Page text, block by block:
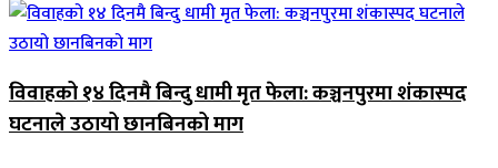
विवाहको १४ दिनमै बिन्दु धामी मृत फेला: कञ्चनपुरमा शंकास्पद
घटनाले उठायो छानबिनको माग